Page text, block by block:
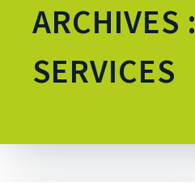
ARCHIVES :
SERVICES